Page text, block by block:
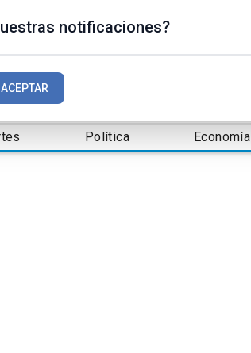
Política Economía
notificaciones?
ACEPTAR